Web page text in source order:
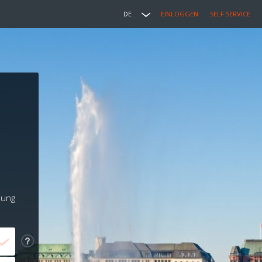
DE EINLOGGEN SELF SERVICE